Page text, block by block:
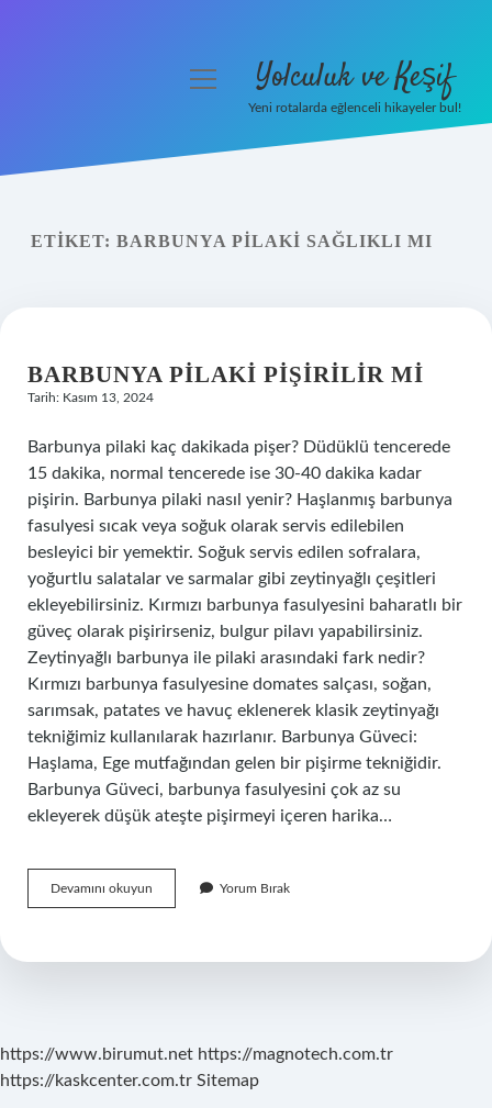
Yasal Uyarı
menüyü Yolculuk ve Keşif
Yeni rotalarda eğlenceli hikayeler bul!
ETIKET: BARBUNYA PILAKI SAĞLIKLI MI
BARBUNYA PILAKI PIŞIRILIR MI
Tarih: Kasım 13, 2024
Barbunya pilaki kaç dakikada pişer? Düdüklü tencerede
15 dakika, normal tencerede ise 30-40 dakika kadar
pişirin. Barbunya pilaki nasıl yenir? Haşlanmış barbunya
fasulyesi sıcak veya soğuk olarak servis edilebilen
besleyici bir yemektir. Soğuk servis edilen sofralara,
yoğurtlu salatalar ve sarmalar gibi zeytinyağlı çeşitleri
ekleyebilirsiniz. Kırmızı barbunya fasulyesini baharatlı bir
güveç olarak pişirirseniz, bulgur pilavı yapabilirsiniz.
Zeytinyağlı barbunya ile pilaki arasındaki fark nedir?
Kırmızı barbunya fasulyesine domates salçası, soğan,
sarımsak, patates ve havuç eklenerek klasik zeytinyağı
tekniğimiz kullanılarak hazırlanır. Barbunya Güveci:
Haşlama, Ege mutfağından gelen bir pişirme tekniğidir.
Barbunya Güveci, barbunya fasulyesini çok az su
ekleyerek düşük ateşte pişirmeyi içeren harika…
Devamını okuyun Barbunya
Pilaki
Yorum Bırak
https://www.birumut.net https://magnotech.com.tr
https://kaskcenter.com.tr Sitemap